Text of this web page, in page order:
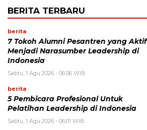
BERITA TERBARU
berita
7 Tokoh Alumni Pesantren yang Aktif
Menjadi Narasumber Leadership di
Indonesia
Sabtu, 1 Agu 2026 - 06:06 WIB
berita
5 Pembicara Profesional Untuk
Pelatihan Leadership di Indonesia
Sabtu, 1 Agu 2026 - 06:01 WIB